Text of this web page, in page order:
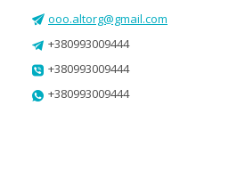
ooo.altorg@gmail.com
+380993009444
+380993009444
+380993009444